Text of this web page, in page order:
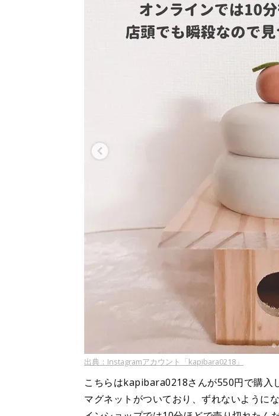
出典：Instagramアカウント「kapibara0218」
こちらはkapibara0218さんが550円で購入
マグネットがついており、ずれないように